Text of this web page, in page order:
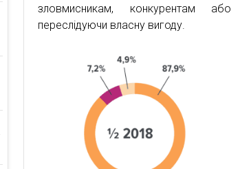
зловмисникам, конкурентам або
переслідуючи власну вигоду.